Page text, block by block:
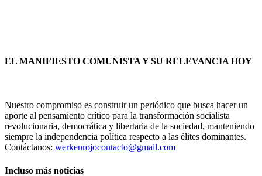
EL MANIFIESTO COMUNISTA Y SU RELEVANCIA HOY
Nuestro compromiso es construir un periódico que busca hacer un
aporte al pensamiento crítico para la transformación socialista
revolucionaria, democrática y libertaria de la sociedad, manteniendo
siempre la independencia política respecto a las élites dominantes.
Contáctanos: werkenrojocontacto@gmail.com
Incluso más noticias